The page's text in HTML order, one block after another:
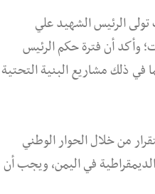
حيث تولى الرئيس الشهيد علي
وأكد أن فترة حكم الرئيس
ذلك مشاريع البنية التحتية
من خلال الحوار الوطني
الشيخ باجيل تصريحه بالقول: "إن يوم 17 يوليو 1978 هو فجر الديمقراطية في اليمن، ويجب أن